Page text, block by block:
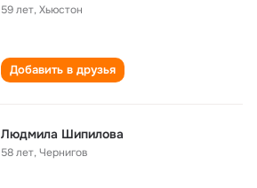
59 лет,Хьюстон
Добавить в друзья
Людмила Шипилова
58 лет,Чернигов